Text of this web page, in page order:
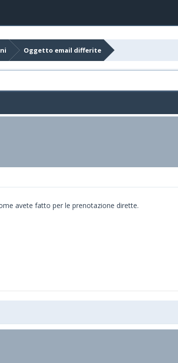
Oggetto email differite
avete fatto per le prenotazione dirette.